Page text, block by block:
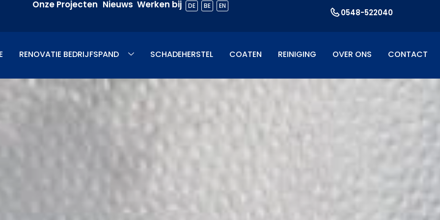
Onze Projecten Nieuws Werken bij DE BE EN
0548-522040
RENOVATIE BEDRIJFSPAND SCHADEHERSTEL COATEN REINIGING OVER ONS CONTACT